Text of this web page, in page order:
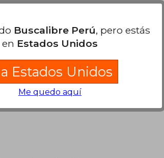
2024
de ser un libro de fantasía
social y los
Buscalibre Perú, pero estás
en Estados Unidos
Estados Unidos
Me quedo aquí